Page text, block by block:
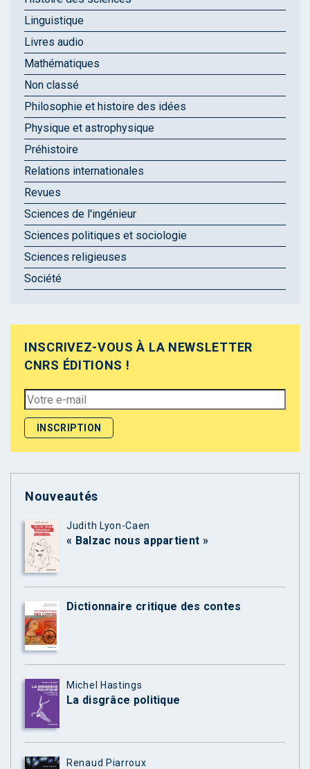
Linguistique
Livres audio
Mathématiques
Non classé
Philosophie et histoire des idées
Physique et astrophysique
Préhistoire
Relations internationales
Revues
Sciences de l'ingénieur
Sciences politiques et sociologie
Sciences religieuses
Société
INSCRIVEZ-VOUS À LA NEWSLETTER
CNRS ÉDITIONS !
Nouveautés
Judith Lyon-Caen
« Balzac nous appartient »
Dictionnaire critique des contes
Michel Hastings
La disgrâce politique
Renaud Piarroux